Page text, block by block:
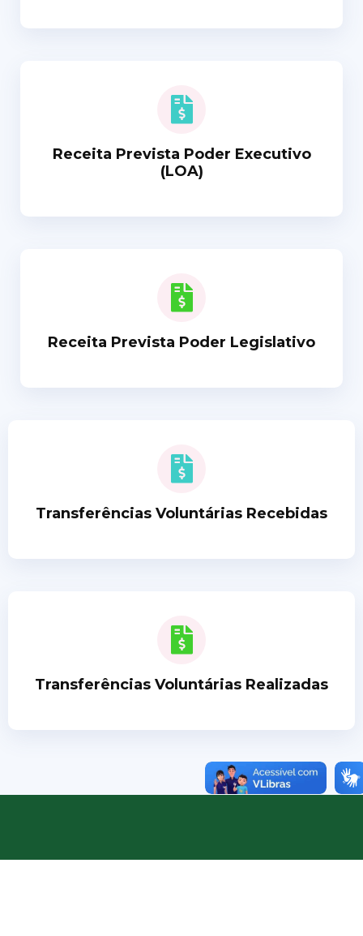
Receita Prevista Poder Executivo
(LOA)
Receita Prevista Poder Legislativo
Transferências Voluntárias Recebidas
Transferências Voluntárias Realizadas